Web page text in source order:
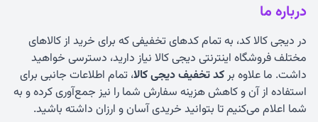
درباره ما
در دیجی کالا کد، به تمام کدهای تخفیفی که برای خرید از کالاهای
مختلف فروشگاه اینترنتی دیجی کالا نیاز دارید، دسترسی خواهید
داشت. ما علاوه برکد تخفیف دیجی کالا، تمام اطلاعات جانبی برای
استفاده از آن و کاهش هزینه سفارش شما را نیز جمع‌آوری کرده و به
شما اعلام می‌کنیم تا بتوانید خریدی آسان و ارزان داشته باشید.